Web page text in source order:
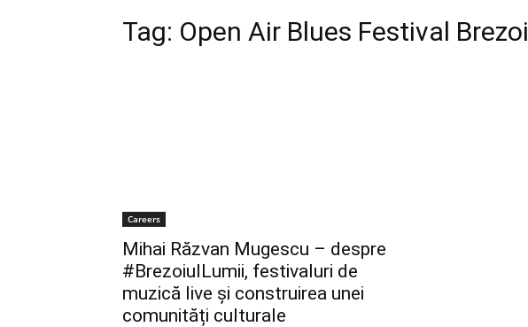
Tag: Open Air Blues Festival Brezoi
Careers
Mihai Răzvan Mugescu – despre
#BrezoiulLumii, festivaluri de
muzică live și construirea unei
comunități culturale